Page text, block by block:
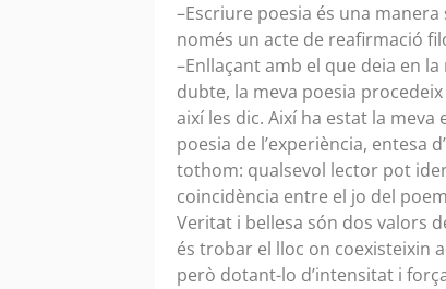
–Escriure poesia és una
només un acte de reafirmació
–Enllaçant amb el que deia en
dubte, la meva poesia
així les dic. Així ha estat la
poesia de l’experiència, entesa
tothom: qualsevol lector pot
coincidència entre el jo del
Veritat i bellesa són dos valors
és trobar el lloc on coexisteixin
però dotant-lo d’intensitat i